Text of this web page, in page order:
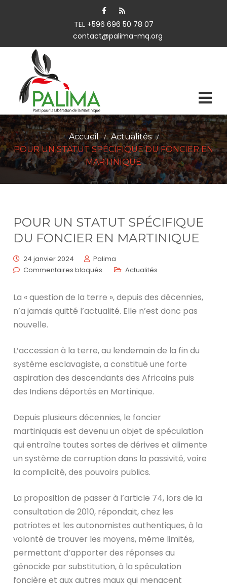
TEL +596 696 50 78 07
contact@palima-mq.org
Accueil / Actualités /
POUR UN STATUT SPÉCIFIQUE DU FONCIER EN
MARTINIQUE
POUR UN STATUT SPÉCIFIQUE
DU FONCIER EN MARTINIQUE
24 janvier 2024
Palima
Commentaires bloqués.
Actualités
La « question de la terre », depuis des décennies,
n’a jamais quitté l’actualité. Elle n’est donc pas
nouvelle.
L’accession à la terre, au lendemain de la fin du
système esclavagiste, a constitué une forte
aspiration des descendants des Africains puis
des Indiens déportés en Martinique.
Depuis plusieurs décennies, le foncier
martiniquais est devenu un objet de spéculation
qui entraîne toutes sortes de dérives et alimente
un système de corruption dans la passivité, voire
la complicité, des pouvoirs publics.
La proposition de passer à l’article 74, lors de la
consultation de 2010, répondait, chez les
patriotes et les autonomistes authentiques, à la
volonté de trouver les moyens, même limités,
permettant d’apporter des réponses au
génocide par substitution, à la spéculation
foncière et aux autres maux qui menacent